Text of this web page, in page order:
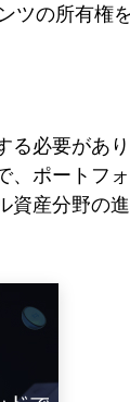
ツの所有権
必要があ
ポートフ
産分野の